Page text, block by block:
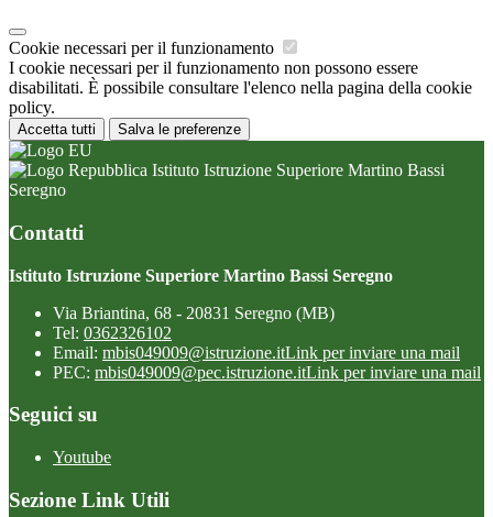
Cookie necessari per il funzionamento
I cookie necessari per il funzionamento non possono essere
disabilitati. È possibile consultare l'elenco nella pagina della cookie
policy.
Accetta tutti Salva le preferenze
Istituto Istruzione Superiore Martino Bassi
Seregno
Contatti
Istituto Istruzione Superiore Martino Bassi Seregno
Via Briantina, 68 - 20831 Seregno (MB)
Tel: 0362326102
Email: mbis049009@istruzione.itLink per inviare una mail
PEC: mbis049009@pec.istruzione.itLink per inviare una mail
Seguici su
Youtube
Sezione Link Utili